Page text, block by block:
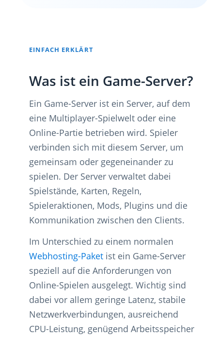
EINFACH ERKLÄRT
Was ist ein Game-Server?
Ein Game-Server ist ein Server, auf dem
eine Multiplayer-Spielwelt oder eine
Online-Partie betrieben wird. Spieler
verbinden sich mit diesem Server, um
gemeinsam oder gegeneinander zu
spielen. Der Server verwaltet dabei
Spielstände, Karten, Regeln,
Spieleraktionen, Mods, Plugins und die
Kommunikation zwischen den Clients.
Im Unterschied zu einem normalen
Webhosting-Paket ist ein Game-Server
speziell auf die Anforderungen von
Online-Spielen ausgelegt. Wichtig sind
dabei vor allem geringe Latenz, stabile
Netzwerkverbindungen, ausreichend
CPU-Leistung, genügend Arbeitsspeicher